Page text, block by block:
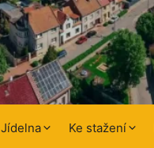
Jídelna Ke stažení